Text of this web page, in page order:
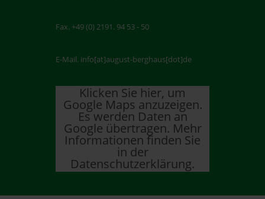
Fax. +49 (0) 2191. 94 53 - 50
E-Mail. info[at]august-berghaus[dot]de
Klicken Sie hier, um
Google Maps anzuzeigen.
Es werden Daten an
Google übertragen. Mehr
Informationen finden Sie
in der
Datenschutzerklärung.